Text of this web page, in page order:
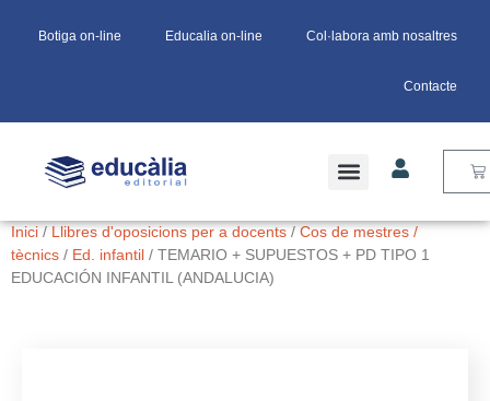
Botiga on-line Educalia on-line Col·labora amb nosaltres
Contacte
Inici/Llibres d'oposicions per a docents/Cos de mestres /
tècnics / Ed. infantil / TEMARIO + SUPUESTOS + PD TIPO 1
EDUCACIÓN INFANTIL (ANDALUCIA)